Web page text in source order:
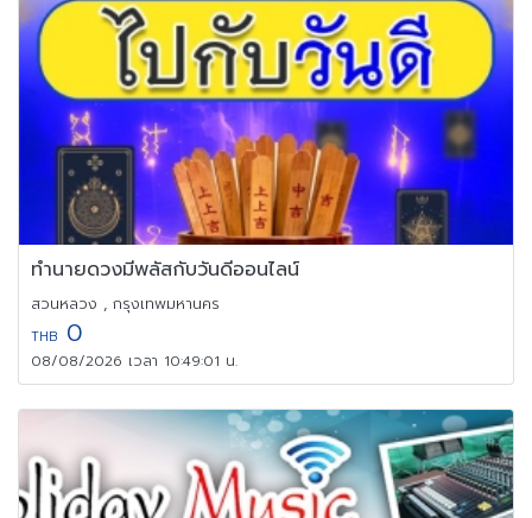
ทำนายดวงมีพลัสกับวันดีออนไลน์
สวนหลวง , กรุงเทพมหานคร
THB 0
08/08/2026 เวลา 10:49:01 น.